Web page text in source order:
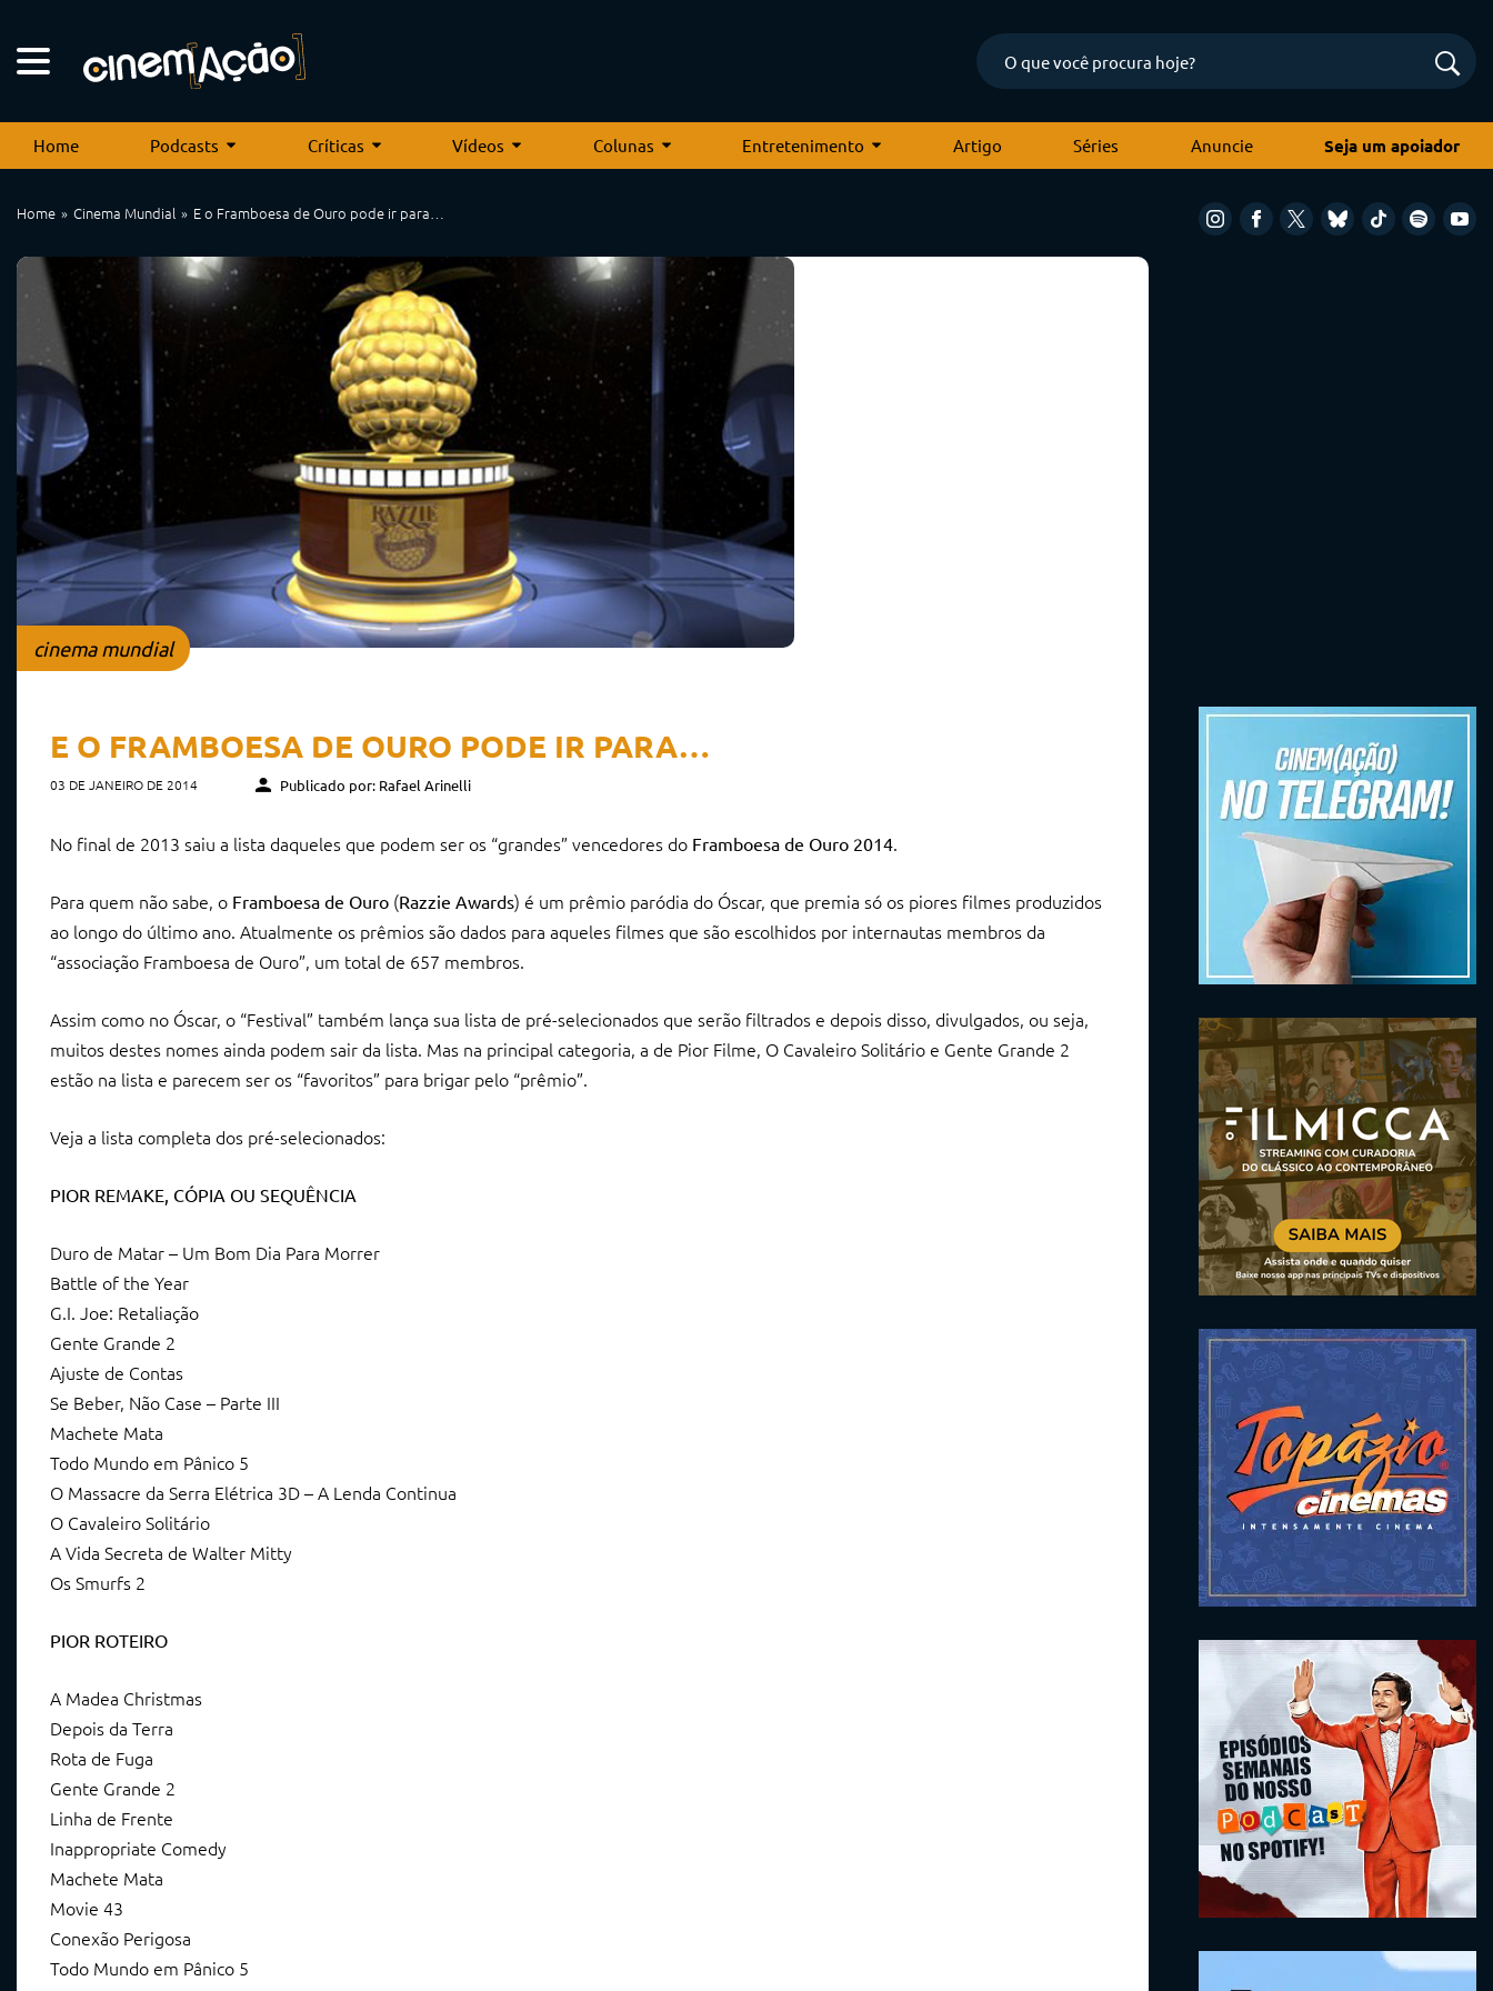
Home Podcasts Críticas Vídeos Colunas Entretenimento Artigo Séries Anuncie Seja um apoiador
Home Cinema Mundial E o Framboesa de Ouro pode ir para…
cinema mundial
E O FRAMBOESA DE OURO PODE IR PARA…
03 DE JANEIRO DE 2014 Publicado por: Rafael Arinelli
No final de 2013 saiu a lista daqueles que podem ser os “grandes” vencedores do Framboesa de Ouro 2014.
Para quem não sabe, o Framboesa de Ouro (Razzie Awards) é um prêmio paródia do Óscar, que premia só os piores filmes produzidos
ao longo do último ano. Atualmente os prêmios são dados para aqueles filmes que são escolhidos por internautas membros da
“associação Framboesa de Ouro”, um total de 657 membros.
Assim como no Óscar, o “Festival” também lança sua lista de pré-selecionados que serão filtrados e depois disso, divulgados, ou seja,
muitos destes nomes ainda podem sair da lista. Mas na principal categoria, a de Pior Filme, O Cavaleiro Solitário e Gente Grande 2
estão na lista e parecem ser os “favoritos” para brigar pelo “prêmio”.
Veja a lista completa dos pré-selecionados:
PIOR REMAKE, CÓPIA OU SEQUÊNCIA
Duro de Matar – Um Bom Dia Para Morrer
Battle of the Year
G.I. Joe: Retaliação
Gente Grande 2
Ajuste de Contas
Se Beber, Não Case – Parte III
Machete Mata
Todo Mundo em Pânico 5
O Massacre da Serra Elétrica 3D – A Lenda Continua
O Cavaleiro Solitário
A Vida Secreta de Walter Mitty
Os Smurfs 2
PIOR ROTEIRO
A Madea Christmas
Depois da Terra
Rota de Fuga
Gente Grande 2
Linha de Frente
Inappropriate Comedy
Machete Mata
Movie 43
Conexão Perigosa
Todo Mundo em Pânico 5